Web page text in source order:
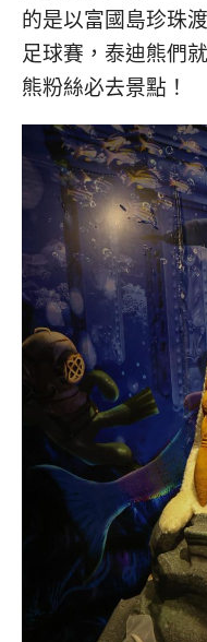
的是以富國島珍珠
足球賽，泰迪熊們
熊粉絲必去景點！